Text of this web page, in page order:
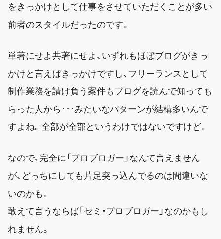
をきっかけとして仕事をさせていただくことが多い
前者のスタイルだったのです。
単著にせよ共著にせよ、いずれもほぼブログがきっ
かけと言えばきっかけですし、フリーランスとして
制作業務を請け負う案件もブログを読んで知っても
らった人から･･･みたいなパターンが結構多いんで
すよね。全部が全部というわけではないですけど。
なので、完全に「プロブロガー」なんて言えません
が、どっちにしても片足突っ込んでるのは間違いな
いのかも。
敢えて言うならば「セミ・プロブロガー」なのかもし
れません。